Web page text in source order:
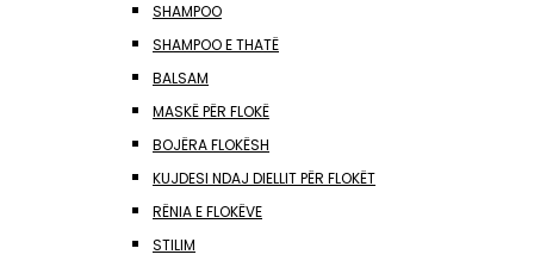
SHAMPOO
SHAMPOO E THATË
BALSAM
MASKË PËR FLOKË
BOJËRA FLOKËSH
KUJDESI NDAJ DIELLIT PËR FLOKËT
RËNIA E FLOKËVE
STILIM